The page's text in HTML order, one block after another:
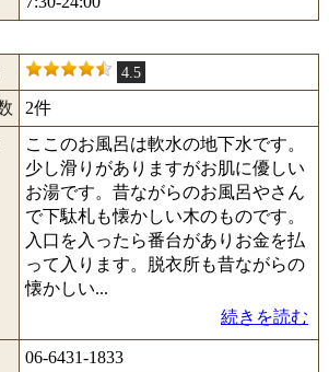
4.5
2件
ここのお風呂は軟水の地下水です。
少し滑りがありますがお肌に優しい
お湯です。昔ながらのお風呂やさん
で下駄札も懐かしい木のものです。
入口を入ったら番台がありお金を払
って入ります。脱衣所も昔ながらの
懐かしい...
続きを読む
06-6431-1833